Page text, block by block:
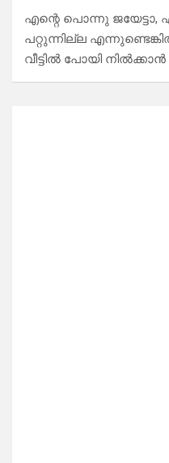
എന്റെ പൊന്നു ജയേട്ടാ,
പറ്റുന്നില്ല
വീട്ടിൽ പോയി നിൽക്കാൻ